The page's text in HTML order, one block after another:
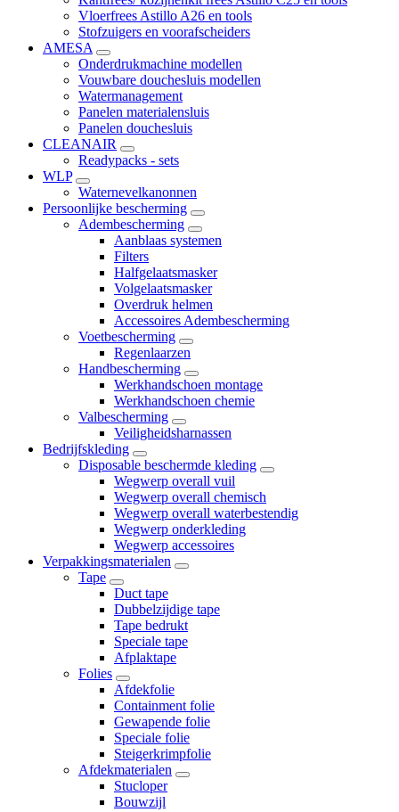
Vloerfrees Astillo A26 en tools
Stofzuigers en voorafscheiders
AMESA
Onderdrukmachine modellen
Vouwbare douchesluis modellen
Watermanagement
Panelen materialensluis
Panelen douchesluis
CLEANAIR
Readypacks - sets
WLP
Waternevelkanonnen
Persoonlijke bescherming
Adembescherming
Aanblaas systemen
Filters
Halfgelaatsmasker
Volgelaatsmasker
Overdruk helmen
Accessoires Adembescherming
Voetbescherming
Regenlaarzen
Handbescherming
Werkhandschoen montage
Werkhandschoen chemie
Valbescherming
Veiligheidsharnassen
Bedrijfskleding
Disposable beschermde kleding
Wegwerp overall vuil
Wegwerp overall chemisch
Wegwerp overall waterbestendig
Wegwerp onderkleding
Wegwerp accessoires
Verpakkingsmaterialen
Tape
Duct tape
Dubbelzijdige tape
Tape bedrukt
Speciale tape
Afplaktape
Folies
Afdekfolie
Containment folie
Gewapende folie
Speciale folie
Steigerkrimpfolie
Afdekmaterialen
Stucloper
Bouwzijl